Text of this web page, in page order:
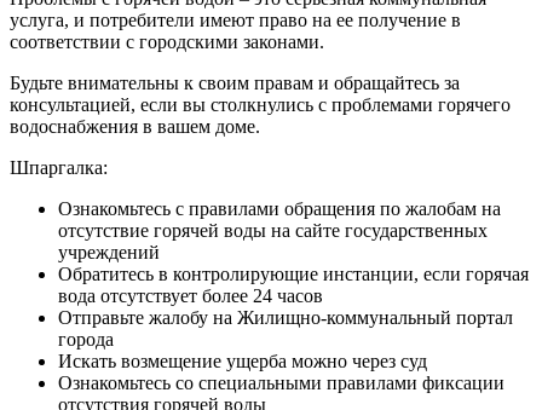
услуга, и потребители имеют право на ее получение в
соответствии с городскими законами.
Будьте внимательны к своим правам и обращайтесь за
консультацией, если вы столкнулись с проблемами горячего
водоснабжения в вашем доме.
Шпаргалка:
Ознакомьтесь с правилами обращения по жалобам на
отсутствие горячей воды на сайте государственных
учреждений
Обратитесь в контролирующие инстанции, если горячая
вода отсутствует более 24 часов
Отправьте жалобу на Жилищно-коммунальный портал
города
Искать возмещение ущерба можно через суд
Ознакомьтесь со специальными правилами фиксации
отсутствия горячей воды